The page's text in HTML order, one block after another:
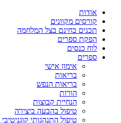
אודות
קורסים מקוונים
תכנים בחינם בצל המלחמה
הפקת ספרים
לוח כנסים
ספרים
אימון אישי
בריאות
בריאות הנפש
הורות
הנחיית קבוצות
טיפול בהבעה ביצירה
טיפול התנהגותי קוגניטיבי CBT